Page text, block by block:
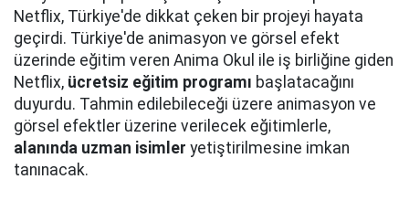
Netflix, Türkiye'de dikkat çeken bir projeyi hayata
geçirdi. Türkiye'de animasyon ve görsel efekt
üzerinde eğitim veren Anima Okul ile iş birliğine giden
Netflix, ücretsiz eğitim programı başlatacağını
duyurdu. Tahmin edilebileceği üzere animasyon ve
görsel efektler üzerine verilecek eğitimlerle,
alanında uzman isimler yetiştirilmesine imkan
tanınacak.